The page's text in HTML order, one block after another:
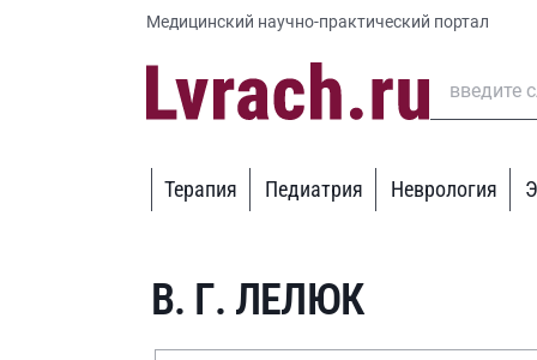
Медицинский научно-практический портал
Терапия Педиатрия Неврология
В. Г. ЛЕЛЮК